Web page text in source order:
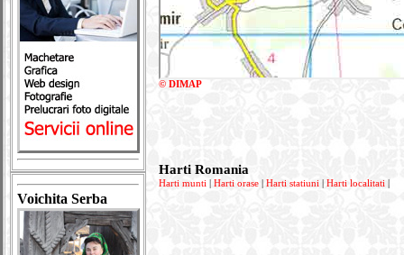
Voichita Serba
© DIMAP
Harti Romania
Harti munti Harti orase Harti statiuni Harti localitati